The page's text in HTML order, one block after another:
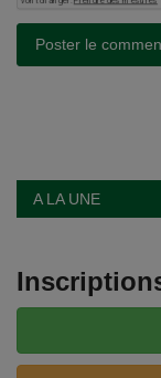
Poster le
A LA UNE